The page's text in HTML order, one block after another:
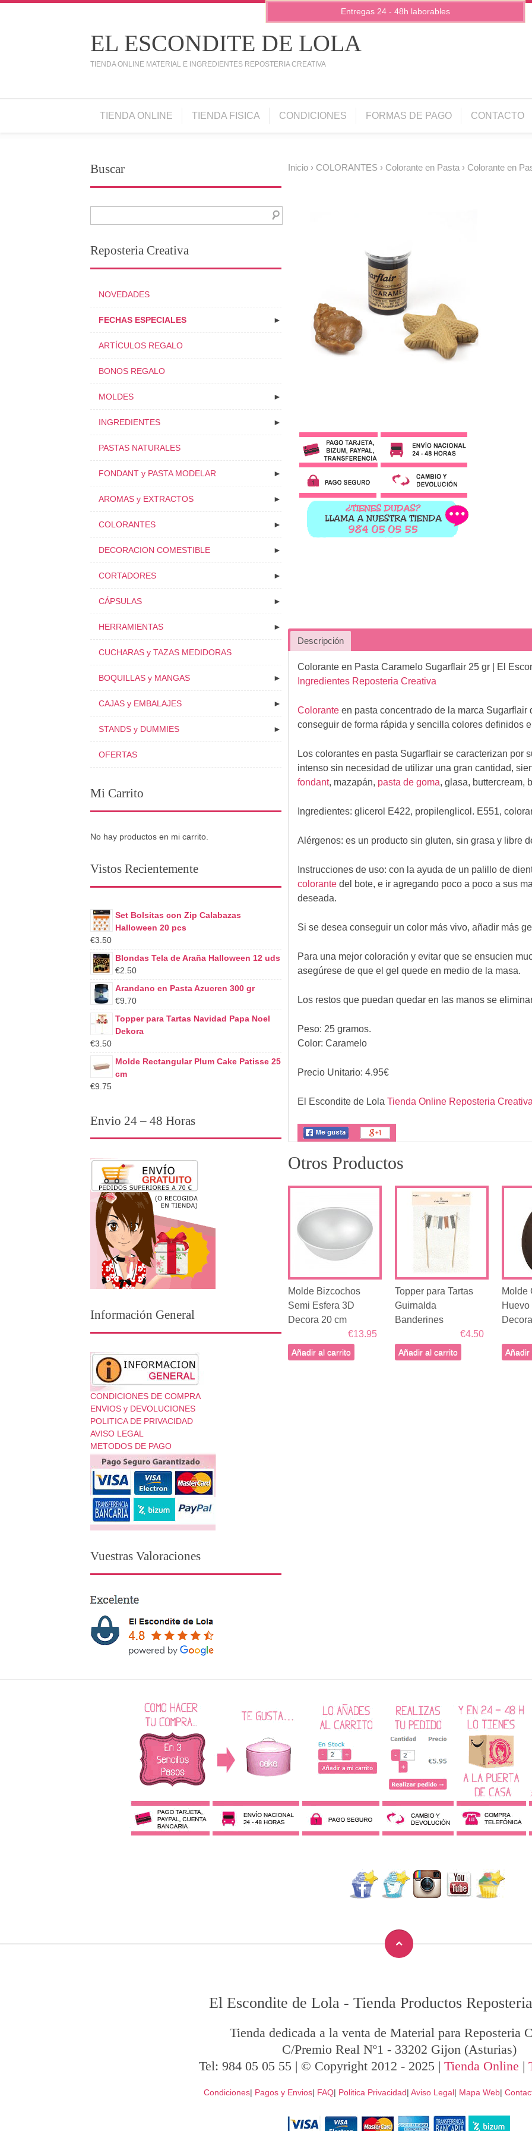
EL ESCONDITE DE LOLA
TIENDA ONLINE MATERIAL E INGREDIENTES REPOSTERIA CREATIVA
TIENDA ONLINE TIENDA FISICA CONDICIONES FORMAS DE PAGO CONTACTO
Inicio› COLORANTES› Colorante en Pasta› Colorante en
Descripción
Colorante en Pasta Caramelo Sugarflair 25 gr| El
Ingredientes Reposteria Creativa
Coloranteen pasta concentrado de la marca Sugarflair
conseguir de forma rápida y sencilla colores definidos
Los colorantes en pasta Sugarflair se caracterizan por
intenso sin necesidad de utilizar una gran cantidad,
fondant, mazapán, pasta de goma, glasa, buttercream,
Ingredientes: glicerol E422, propilenglicol. E551,
Alérgenos: es un producto sin gluten, sin grasa y libre
Instrucciones de uso: con la ayuda de un palillo de
colorantedel bote, e ir agregando poco a poco a sus
deseada.
Si se desea conseguir un color más vivo, añadir más
Para una mejor coloración y evitar que se ensucien
asegúrese de que el gel quede en medio de la masa.
Los restos que puedan quedar en las manos se
Peso: 25 gramos.
Color: Caramelo
Precio Unitario: 4.95€
El Escondite de Lola Tienda Online Reposteria Creativa
Otros Productos
Molde Bizcochos
Semi Esfera 3D
Decora 20 cm
€13.95
Añadir al carrito
Topper para Tartas
Guirnalda
Banderines
€4.50
Añadir al carrito
Molde
Huevo
Añadir
Buscar
Reposteria Creativa
NOVEDADES
►
FECHAS ESPECIALES
ARTÍCULOS REGALO
BONOS REGALO
►
MOLDES
►
INGREDIENTES
PASTAS NATURALES
►
FONDANT y PASTA MODELAR
►
AROMAS y EXTRACTOS
►
COLORANTES
►
DECORACION COMESTIBLE
►
CORTADORES
►
CÁPSULAS
►
HERRAMIENTAS
CUCHARAS y TAZAS MEDIDORAS
►
BOQUILLAS y MANGAS
►
CAJAS y EMBALAJES
►
STANDS y DUMMIES
OFERTAS
Mi Carrito
No hay productos en mi carrito.
Vistos Recientemente
Set Bolsitas con Zip Calabazas
Halloween 20 pcs
€3.50
Blondas Tela de Araña Halloween 12 uds
€2.50
Arandano en Pasta Azucren 300 gr
€9.70
Topper para Tartas Navidad Papa Noel
Dekora
€3.50
Molde Rectangular Plum Cake Patisse 25
cm
€9.75
Envio 24 – 48 Horas
Información General
CONDICIONES DE COMPRA
ENVIOS y DEVOLUCIONES
POLITICA DE PRIVACIDAD
AVISO LEGAL
METODOS DE PAGO
Vuestras Valoraciones
El Escondite de Lola - Tienda Productos
Tienda dedicada a la venta de Material para Reposteria
C/Premio Real Nº1 - 33202 Gijon (Asturias)
Tel: 984 05 05 55 | © Copyright 2012 - 2025 | Tienda Online |
Condiciones| Pagos y Envios| FAQ| Politica Privacidad| Aviso Legal| Mapa Web|
Entregas 24 - 48h laborables